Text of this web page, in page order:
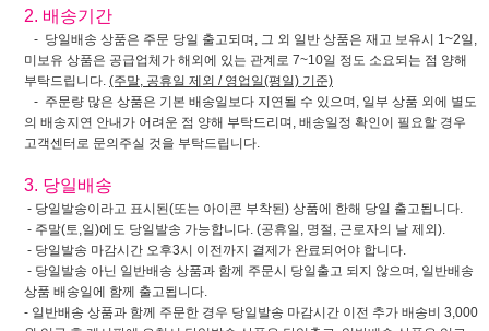
2. 배송기간
- 당일배송 상품은 주문 당일 출고되며, 그 외 일반 상품은 재고 보유시 1~2일,
미보유 상품은 공급업체가 해외에 있는 관계로 7~10일 정도 소요되는 점 양해
부탁드립니다. (주말, 공휴일 제외 / 영업일(평일) 기준)
- 주문량 많은 상품은 기본 배송일보다 지연될 수 있으며, 일부 상품 외에 별도
의 배송지연 안내가 어려운 점 양해 부탁드리며, 배송일정 확인이 필요할 경우
고객센터로 문의주실 것을 부탁드립니다.
3. 당일배송
- 당일발송이라고 표시된(또는 아이콘 부착된) 상품에 한해 당일 출고됩니다.
- 주말(토,일)에도 당일발송 가능합니다. (공휴일, 명절, 근로자의 날 제외).
- 당일발송 마감시간 오후3시 이전까지 결제가 완료되어야 합니다.
- 당일발송 아닌 일반배송 상품과 함께 주문시 당일출고 되지 않으며, 일반배송
상품 배송일에 함께 출고됩니다.
- 일반배송 상품과 함께 주문한 경우 당일발송 마감시간 이전 추가 배송비 3,000